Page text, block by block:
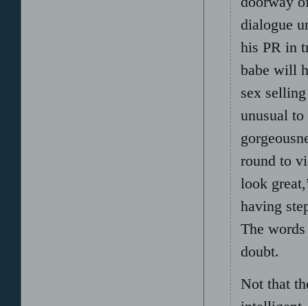
dialogue
his PR in
babe will
sex
unusual
round to
look
having
The
doubt.
Not that